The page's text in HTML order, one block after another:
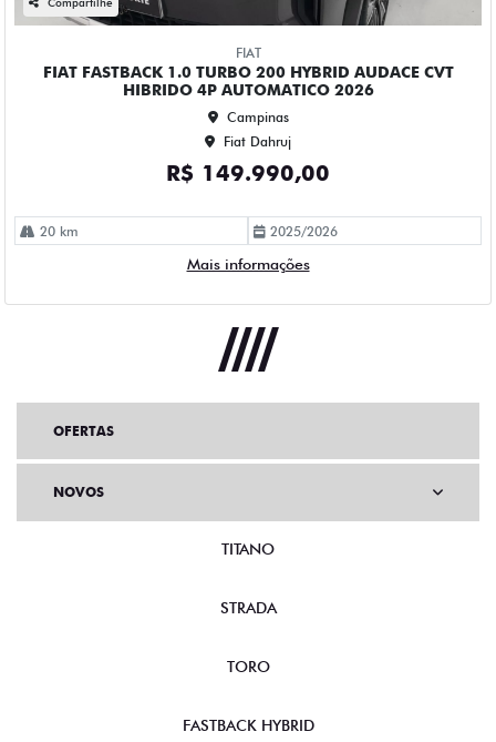
OFERTAS
NOVOS
TITANO
STRADA
TORO
FASTBACK HYBRID